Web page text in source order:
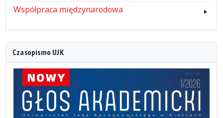
Współpraca międzynarodowa
Czasopismo UJK